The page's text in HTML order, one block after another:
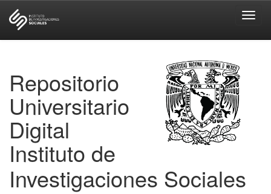
Repositorio
Universitario
Digital
Instituto de
Investigaciones Sociales